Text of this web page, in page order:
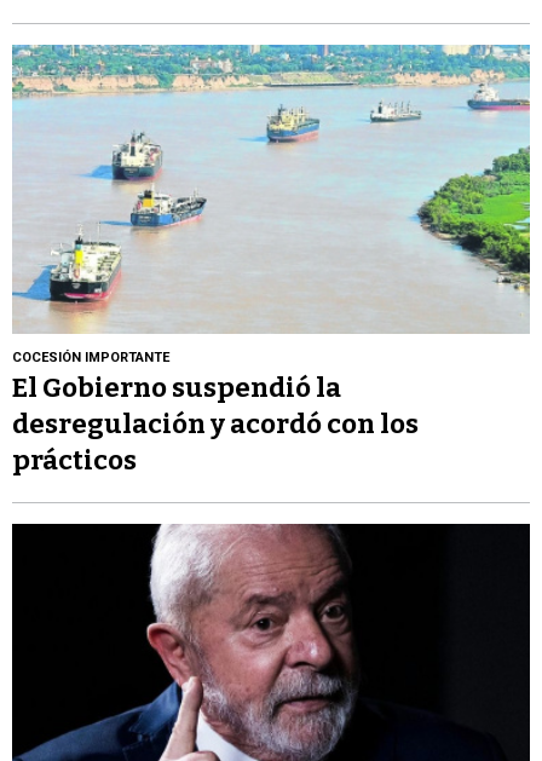
COCESIÓN IMPORTANTE
El Gobierno suspendió la
desregulación y acordó con los
prácticos